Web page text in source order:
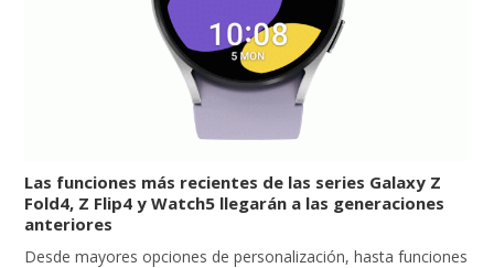
Las funciones más recientes de las series Galaxy Z
Fold4, Z Flip4 y Watch5 llegarán a las generaciones
anteriores
Desde mayores opciones de personalización, hasta funciones